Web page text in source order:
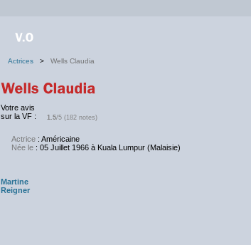
Actrices > Wells Claudia
Votre avis
sur la VF :
1.5/5 (182 notes)
Actrice : Américaine
Née le : 05 Juillet 1966 à Kuala Lumpur (Malaisie)
Martine
Reigner